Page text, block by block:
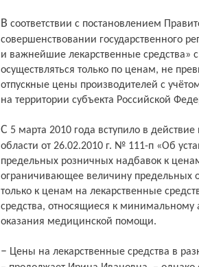
В соответствии с постановлением Правительства РФ №654 от 8 августа 2009 года «О
совершенствовании государственного
и важнейшие лекарственные
осуществляться только по ценам, не
отпускные цены производителей с
на территории субъекта Российской
С 5 марта 2010 года вступило в действие постановление правительства Ярославской
области от 26.02.2010 г. № 111-п «Об
предельных розничных надбавок к
ограничивающее величину предельных
только к ценам на лекарственные
средства, относящиеся к минимальному
оказания медицинской помощи.
– Цены на лекарственные средства в разных аптечных учреждениях могут отличаться,